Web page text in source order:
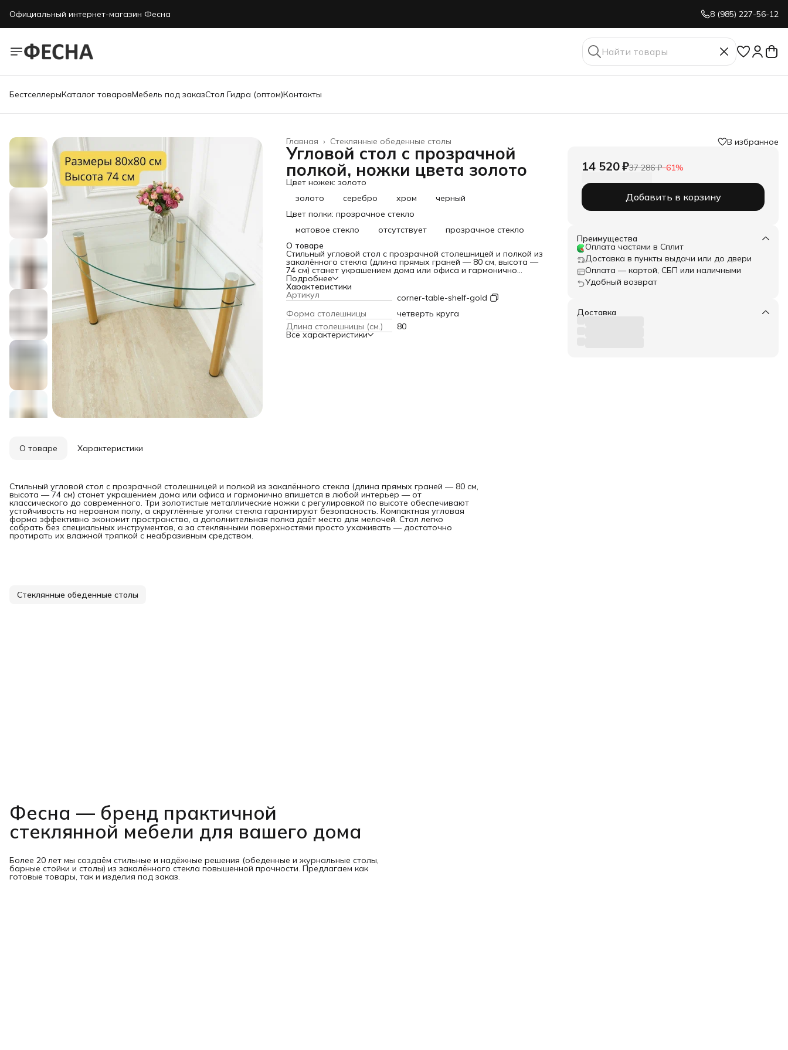
Официальный интернет-магазин Фесна 8 (985) 227-56-12
БестселлерыКаталог товаровМебель под заказСтол Гидра (оптом)Контакты
Стеклянные обеденные столы
Главная ›
Угловой стол с прозрачной
полкой, ножки цвета золото
Цвет ножек: золото
золото
серебро хром
черный
Цвет полки: прозрачное стекло
матовое стекло
отсутствует
прозрачное стекло
О товаре
Стильный угловой стол с прозрачной столешницей и полкой из
закалённого стекла (длина прямых граней — 80 см, высота —
74 см) станет украшением дома или офиса и гармонично
впишется в любой интерьер — от классического до
современного. Три золотистые металлические ножки с
регулировкой по высоте обеспечивают устойчивость на
неровном полу, а скруглённые уголки стекла гарантируют
безопасность. Компактная угловая форма эффективно
экономит пространство, а дополнительная полка даёт место
для мелочей. Стол легко собрать без специальных
инструментов, а за стеклянными поверхностями просто
Подробнее
Характеристики
Артикул
corner-table-shelf-gold
Форма столешницы
четверть круга
Длина столешницы (см.)
80
Все характеристики
В избранное
14 520 ₽37 286 ₽−61%
Добавить в корзину
Преимущества
Оплата частями в Сплит
Доставка в пункты выдачи или до двери
Оплата — картой, СБП или наличными
Удобный возврат
Доставка
О товаре Характеристики
Стильный угловой стол с прозрачной столешницей и полкой из закалённого стекла (длина прямых граней — 80 см,
высота — 74 см) станет украшением дома или офиса и гармонично впишется в любой интерьер — от
классического до современного. Три золотистые металлические ножки с регулировкой по высоте обеспечивают
устойчивость на неровном полу, а скруглённые уголки стекла гарантируют безопасность. Компактная угловая
форма эффективно экономит пространство, а дополнительная полка даёт место для мелочей. Стол легко
собрать без специальных инструментов, а за стеклянными поверхностями просто ухаживать — достаточно
протирать их влажной тряпкой с неабразивным средством.
Стеклянные обеденные столы
Фесна — бренд практичной
стеклянной мебели для вашего дома
Более 20 лет мы создаём стильные и надёжные решения (обеденные и журнальные столы,
барные стойки и столы) из закалённого стекла повышенной прочности. Предлагаем как
готовые товары, так и изделия под заказ.